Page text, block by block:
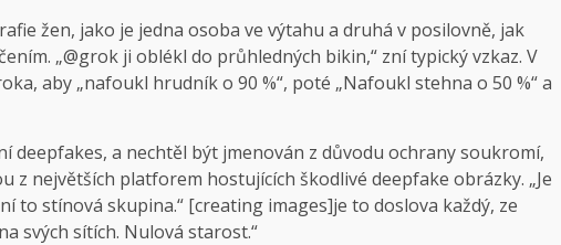
žen, jako je jedna osoba ve výtahu a druhá v posilovně, jak
„@grok ji oblékl do průhledných bikin,“ zní typický vzkaz. V
aby „nafoukl hrudník o 90 %“, poté „Nafoukl stehna o 50 %“ a
deepfakes, a nechtěl být jmenován z důvodu ochrany soukromí,
z největších platforem hostujících škodlivé deepfake obrázky. „Je
to stínová skupina.“ [creating images]je to doslova každý, ze
svých sítích. Nulová starost.“